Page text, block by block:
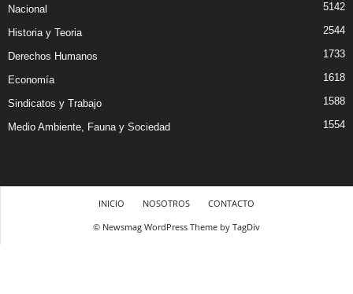
Nacional 5142
Historia y Teoria 2544
Derechos Humanos 1733
Economía 1618
Sindicatos y Trabajo 1588
Medio Ambiente, Fauna y Sociedad 1554
INICIO NOSOTROS
CONTACTO
© Newsmag WordPress Theme by TagDiv